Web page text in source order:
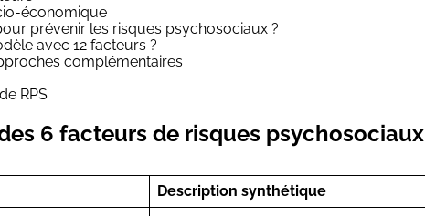
économique
prévenir les risques psychosociaux ?
avec 12 facteurs ?
complémentaires
RPS
6 facteurs de risques psychosociaux
Description synthétique